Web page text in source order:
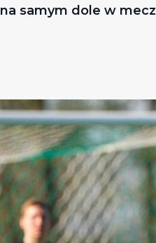
na samym dole w